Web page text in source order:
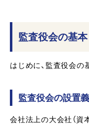
監査役会の基本
はじめに、監査役会の
監査役会の設置
会社法上の大会社（